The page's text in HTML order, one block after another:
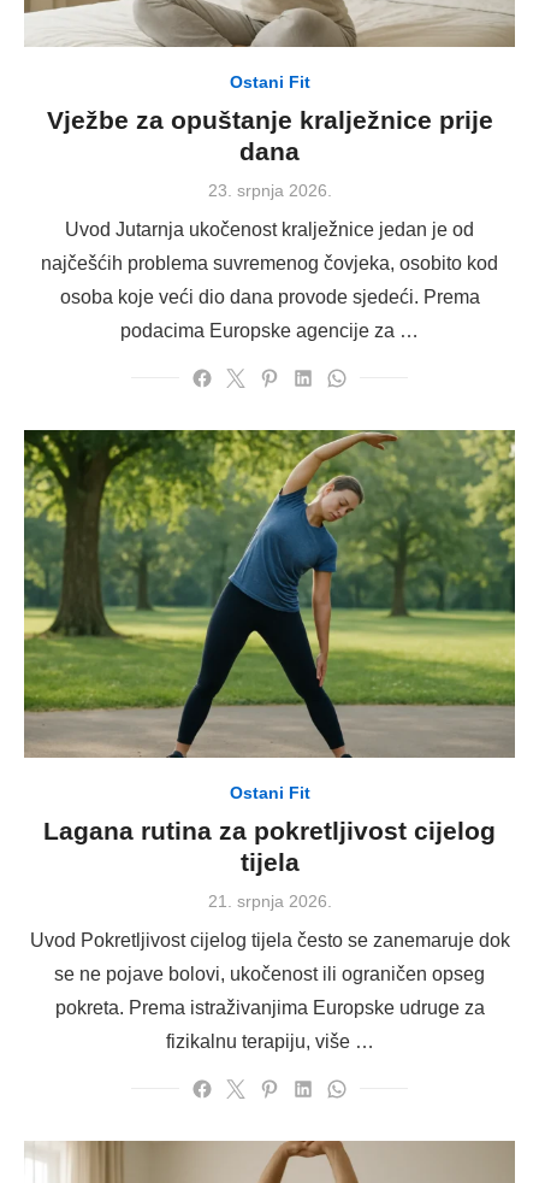
Ostani Fit
Vježbe za opuštanje kralježnice prije
dana
Posted
23. srpnja 2026.
Uvod Jutarnja ukočenost kralježnice jedan je od
najčešćih problema suvremenog čovjeka, osobito kod
osoba koje veći dio dana provode sjedeći. Prema
podacima Europske agencije za …
Ostani Fit
Lagana rutina za pokretljivost cijelog
tijela
Posted
21. srpnja 2026.
Uvod Pokretljivost cijelog tijela često se zanemaruje dok
se ne pojave bolovi, ukočenost ili ograničen opseg
pokreta. Prema istraživanjima Europske udruge za
fizikalnu terapiju, više …